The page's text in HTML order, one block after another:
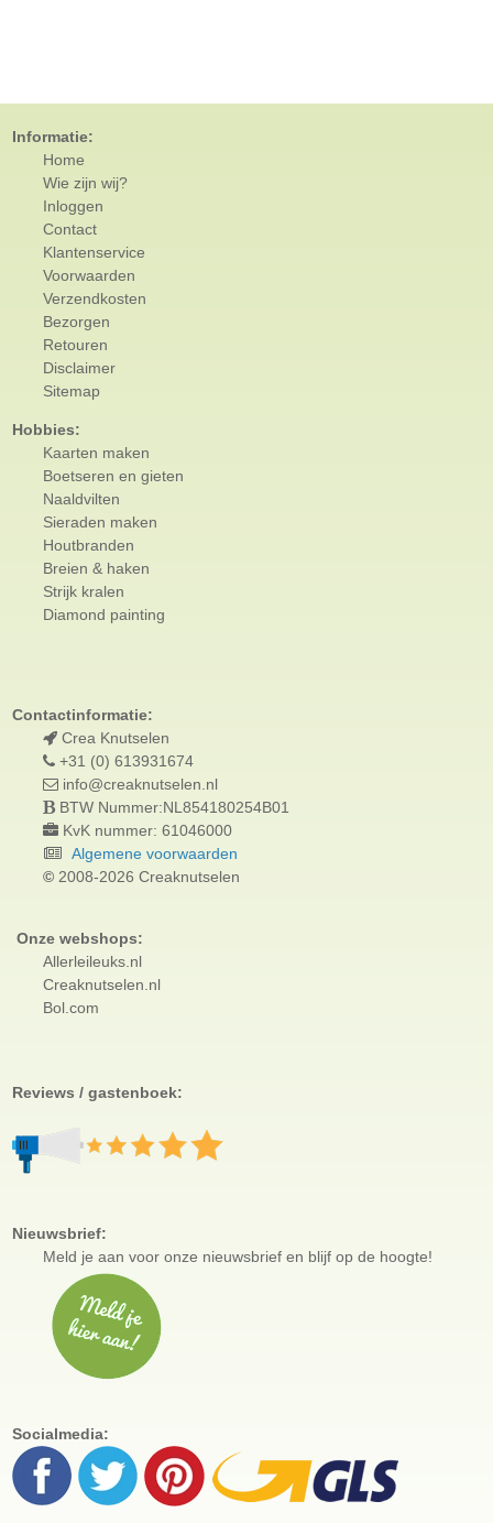
Informatie:
Home
Wie zijn wij?
Inloggen
Contact
Klantenservice
Voorwaarden
Verzendkosten
Bezorgen
Retouren
Disclaimer
Sitemap
Hobbies:
Kaarten maken
Boetseren en gieten
Naaldvilten
Sieraden maken
Houtbranden
Breien & haken
Strijk kralen
Diamond painting
Contactinformatie:
Crea Knutselen
+31 (0) 613931674
info@creaknutselen.nl
BTW Nummer:NL854180254B01
KvK nummer: 61046000
Algemene voorwaarden
© 2008-2026 Creaknutselen
Onze webshops:
Allerleileuks.nl
Creaknutselen.nl
Bol.com
Reviews / gastenboek:
Nieuwsbrief:
Meld je aan vooronze nieuwsbrief en blijf op de hoogte!
Socialmedia: